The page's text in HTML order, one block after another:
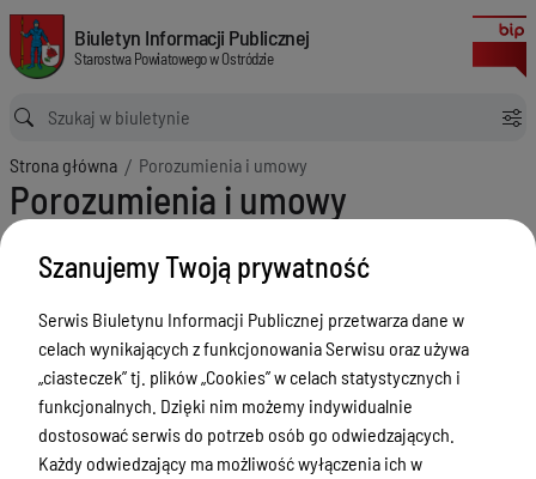
Porozumienia i umowy
Biuletyn Informacji Publicznej Starostwa Powiatowego w Ostródzie
Biuletyn Informacji Publicznej
Starostwa Powiatowego w Ostródzie
Ścieżka powrotu
Strona główna Porozumienia i umowy
Porozumienia i umowy
Starostwo Powiatowe
Poradnik Interesanta
Informacje o naborze
Zamówienia Publiczne
Tablica ogłoszeń
Szanujemy Twoją prywatność
Serwis Biuletynu Informacji Publicznej przetwarza dane w
celach wynikających z funkcjonowania Serwisu oraz używa
„ciasteczek” tj. plików „Cookies” w celach statystycznych i
funkcjonalnych. Dzięki nim możemy indywidualnie
dostosować serwis do potrzeb osób go odwiedzających.
Każdy odwiedzający ma możliwość wyłączenia ich w